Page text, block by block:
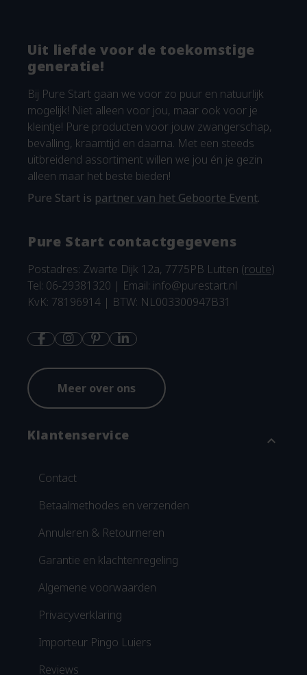
Uit liefde voor de toekomstige
generatie!
Bij Pure Start gaan we voor zo puur en natuurlijk
mogelijk! Niet alleen voor jou, maar ook voor je
kleintje! Pure producten voor jouw zwangerschap,
bevalling, kraamtijd en daarna. Met een steeds
uitbreidend assortiment willen we jou én je gezin
alleen maar het beste bieden!
Pure Start is partner van het Geboorte Event.
Pure Start contactgegevens
Postadres: Zwarte Dijk 12a, 7775PB Lutten (route)
Tel: 06-29381320 | Email: info@purestart.nl
KvK: 78196914 | BTW: NL003300947B31
Meer over ons
Klantenservice expand_more
Contact
Betaalmethodes en verzenden
Annuleren & Retourneren
Garantie en klachtenregeling
Algemene voorwaarden
Privacyverklaring
Importeur Pingo Luiers
Reviews